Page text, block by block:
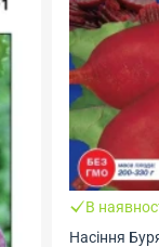
В
Насіння